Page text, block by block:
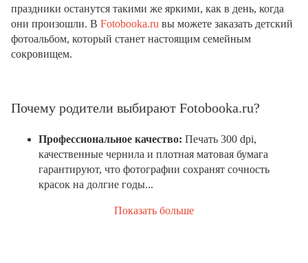
праздники останутся такими же яркими, как в день, когда
они произошли. В Fotobooka.ru вы можете заказать детский
фотоальбом, который станет настоящим семейным
сокровищем.
Почему родители выбирают Fotobooka.ru?
Профессиональное качество: Печать 300 dpi,
качественные чернила и плотная матовая бумага
гарантируют, что фотографии сохранят сочность
красок на долгие годы...
Показать больше